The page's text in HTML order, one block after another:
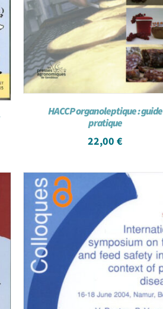
HACCP organoleptique : guide
pratique
22,00€